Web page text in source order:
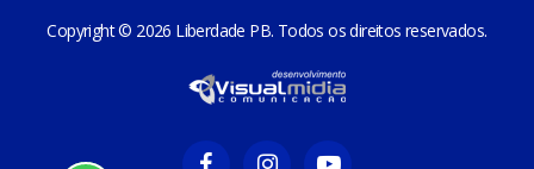
Copyright © 2026 Liberdade PB. Todos os direitos reservados.